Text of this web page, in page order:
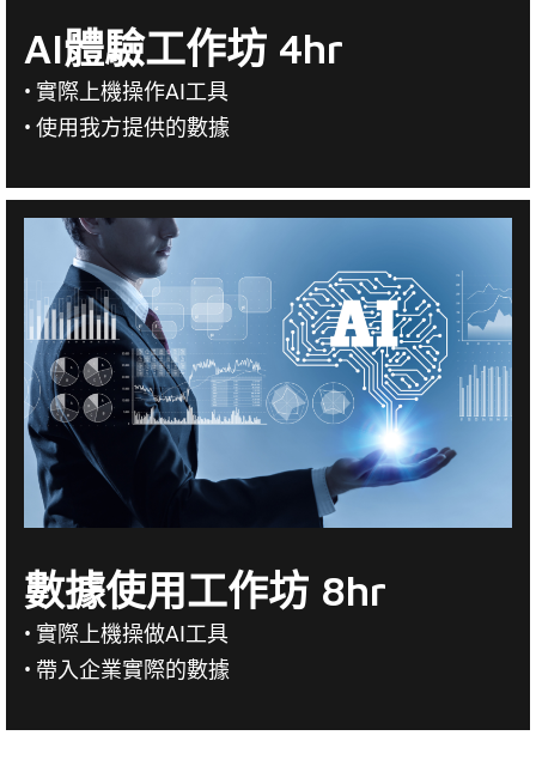
AI體驗工作坊 4hr
• 實際上機操作AI工具
• 使用我方提供的數據
數據使用工作坊 8hr
• 實際上機操做AI工具
• 帶入企業實際的數據